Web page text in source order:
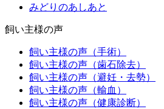
みどりのあしあと
飼い主様の声
飼い主様の声（手術）
飼い主様の声（歯石除去）
飼い主様の声（避妊・去勢）
飼い主様の声（輸血）
飼い主様の声（健康診断）